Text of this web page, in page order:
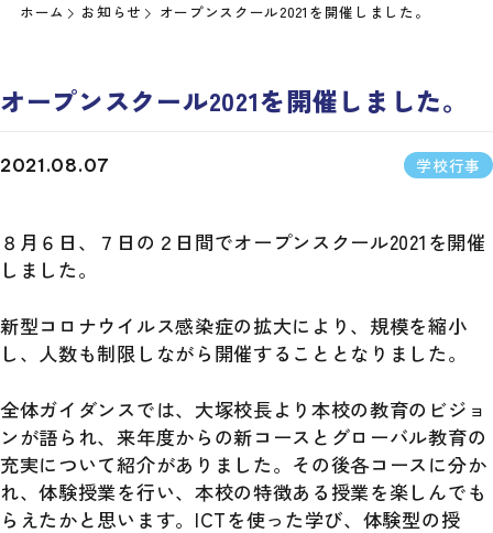
ホーム お知らせ オープンスクール2021を開催しました。
オープンスクール2021を開催しました。
2021.08.07 学校行事
８月６日、７日の２日間でオープンスクール2021を開催
しました。
新型コロナウイルス感染症の拡大により、規模を縮小
し、人数も制限しながら開催することとなりました。
全体ガイダンスでは、大塚校長より本校の教育のビジョ
ンが語られ、来年度からの新コースとグローバル教育の
充実について紹介がありました。その後各コースに分か
れ、体験授業を行い、本校の特徴ある授業を楽しんでも
らえたかと思います。ICTを使った学び、体験型の授